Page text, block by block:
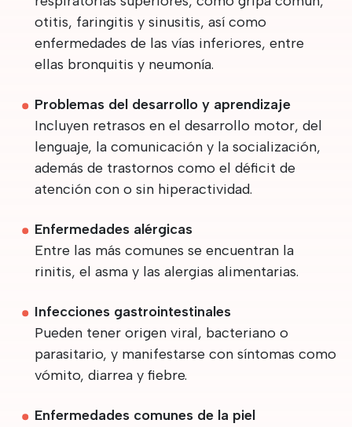
otitis, faringitis y sinusitis, así como
enfermedades de las vías inferiores, entre
ellas bronquitis y neumonía.
Problemas del desarrollo y aprendizaje
Incluyen retrasos en el desarrollo motor, del
lenguaje, la comunicación y la socialización,
además de trastornos como el déficit de
atención con o sin hiperactividad.
Enfermedades alérgicas
Entre las más comunes se encuentran la
rinitis, el asma y las alergias alimentarias.
Infecciones gastrointestinales
Pueden tener origen viral, bacteriano o
parasitario, y manifestarse con síntomas como
vómito, diarrea y fiebre.
Enfermedades comunes de la piel